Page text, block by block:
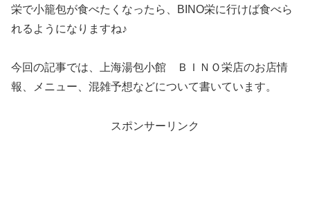
栄で小籠包が食べたくなったら、BINO栄に行けば食べら
れるようになりますね♪
今回の記事では、上海湯包小館 ＢＩＮＯ栄店のお店情
報、メニュー、混雑予想などについて書いています。
スポンサーリンク